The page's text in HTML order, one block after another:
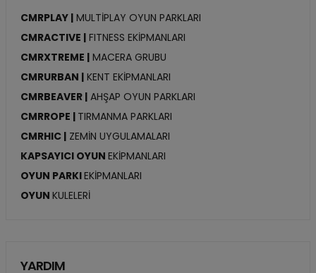
CMRPLAY | MULTİPLAY OYUN PARKLARI
CMRACTIVE | FITNESS EKİPMANLARI
CMRXTREME | MACERA GRUBU
CMRURBAN | KENT EKİPMANLARI
CMRBEAVER | AHŞAP OYUN PARKLARI
CMRROPE | TIRMANMA PARKLARI
CMRHIC | ZEMİN UYGULAMALARI
KAPSAYICI OYUN EKİPMANLARI
OYUN PARKIEKİPMANLARI
OYUN KULELERİ
YARDIM